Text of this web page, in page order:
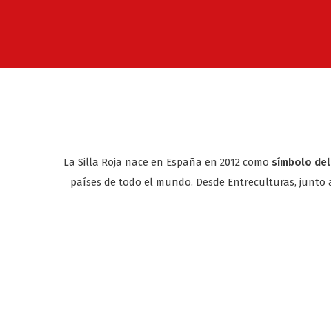
La Silla Roja nace en España en 2012 como símbolo
países de todo el mundo. Desde Entreculturas, junto